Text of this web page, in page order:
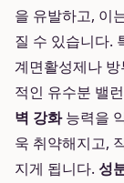
을 유발하고, 이
질 수 있습니다.
계면활성제나
적인 유수분 밸
벽 강화능력을
욱 취약해지고,
지게 됩니다. 성